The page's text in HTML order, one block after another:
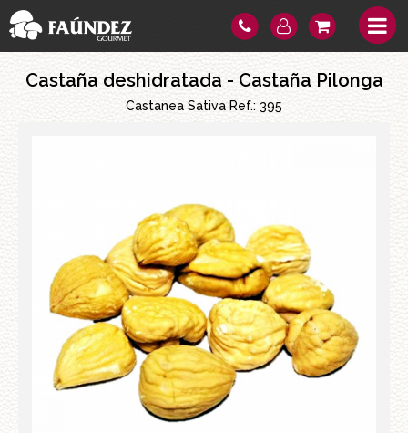
Castaña deshidratada - Castaña Pilonga
Castanea Sativa Ref.: 395